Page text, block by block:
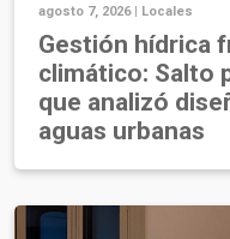
agosto 7, 2026 | Locales
Gestión hídrica
climático: Salto
que analizó
aguas urbanas